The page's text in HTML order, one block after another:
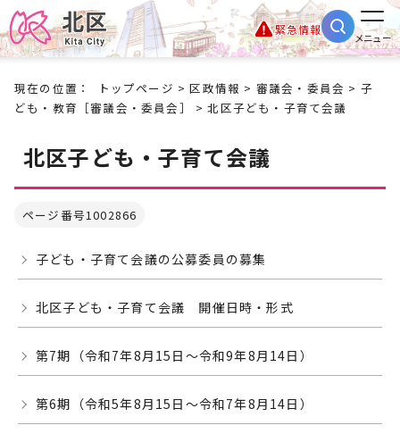
緊急情報
メニュー
現在の位置： トップページ >区政情報 > 審議会・委員会 > 子
ども・教育［審議会・委員会］
> 北区子ども・子育て会議
北区子ども・子育て会議
ページ番号1002866
子ども・子育て会議の公募委員の募集
北区子ども・子育て会議 開催日時・形式
第7期（令和7年8月15日～令和9年8月14日）
第6期（令和5年8月15日～令和7年8月14日）